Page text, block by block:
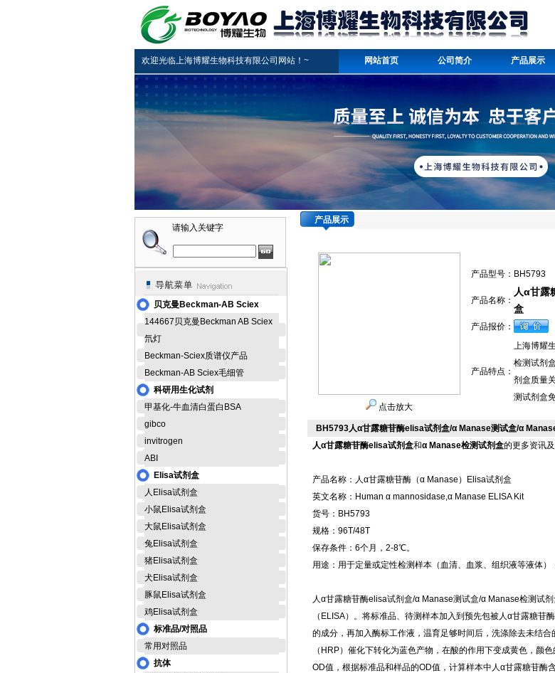
欢迎光临上海博耀生物科技有限公司网站！~ 网站首页 公司简介 产品展示
请输入关键字
贝克曼Beckman-AB Sciex
144667贝克曼Beckman AB Sciex
氘灯
Beckman-Sciex质谱仪产品
Beckman-AB Sciex毛细管
科研用生化试剂
甲基化-牛血清白蛋白BSA
gibco
invitrogen
ABI
Elisa试剂盒
人Elisa试剂盒
小鼠Elisa试剂盒
大鼠Elisa试剂盒
兔Elisa试剂盒
猪Elisa试剂盒
犬Elisa试剂盒
豚鼠Elisa试剂盒
鸡Elisa试剂盒
标准品/对照品
常用对照品
抗体
产品展示
点击放大
产品型号： BH5793
产品名称：
人α甘露
盒
产品报价：
产品特点：
上海博耀
检测试剂
剂盒质量
测试剂盒
BH5793人α甘露糖苷酶elisa试剂盒/α Manase测试盒/α
人α甘露糖苷酶elisa试剂盒和α Manase检测试剂盒的更多资讯
产品名称：人α甘露糖苷酶（α Manase）Elisa试剂盒
英文名称：Human α mannosidase,α Manase ELISA Kit
货号：BH5793
规格：96T/48T
保存条件：6个月，2-8℃。
用途：用于定量或定性检测样本（血清、血浆、组织液等液体）
人α甘露糖苷酶elisa试剂盒/α Manase测试盒/α Manase检测试
（ELISA）。将标准品、待测样本加入到预先包被人α甘露糖
的成分，再加入酶标工作液，温育足够时间后，洗涤除去未结
（HRP）催化下转化为蓝色产物，在酸的作用下变成黄色，颜
OD值，根据标准品和样品的OD值，计算样本中人α甘露糖苷酶含